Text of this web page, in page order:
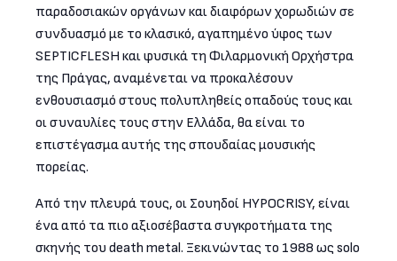
παραδοσιακών οργάνων και διαφόρων χορωδιών σε
συνδυασμό με το κλασικό, αγαπημένο ύφος των
SEPTICFLESH και φυσικά τη Φιλαρμονική Ορχήστρα
της Πράγας, αναμένεται να προκαλέσουν
ενθουσιασμό στους πολυπληθείς οπαδούς τους και
οι συναυλίες τους στην Ελλάδα, θα είναι το
επιστέγασμα αυτής της σπουδαίας μουσικής
πορείας.
Από την πλευρά τους, οι Σουηδοί HYPOCRISY, είναι
ένα από τα πιο αξιοσέβαστα συγκροτήματα της
σκηνής του death metal. Ξεκινώντας το 1988 ως solo